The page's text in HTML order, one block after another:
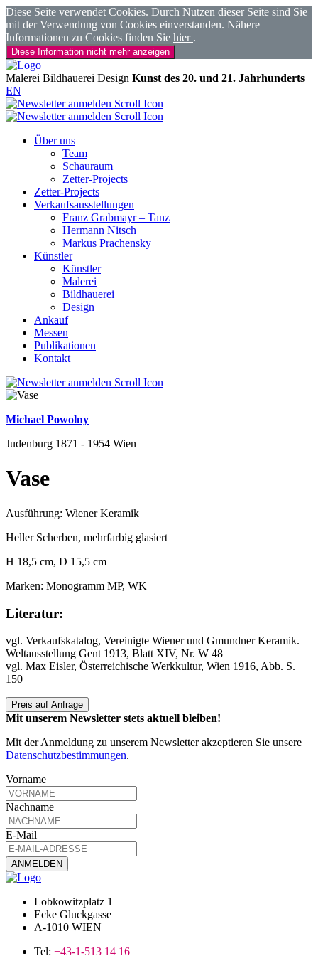
Diese Seite verwendet Cookies. Durch Nutzen dieser Seite sind Sie
mit der Verwendung von Cookies einverstanden. Nähere
Informationen zu Cookies finden Sie hier .
Diese Information nicht mehr anzeigen
Malerei Bildhauerei Design Kunst des 20. und 21. Jahrhunderts
EN
Über uns
Team
Schauraum
Zetter-Projects
Zetter-Projects
Verkaufsausstellungen
Franz Grabmayr – Tanz
Hermann Nitsch
Markus Prachensky
Künstler
Künstler
Malerei
Bildhauerei
Design
Ankauf
Messen
Publikationen
Kontakt
Michael Powolny
Judenburg 1871 - 1954 Wien
Vase
Ausführung: Wiener Keramik
Heller Scherben, mehrfarbig glasiert
H 18,5 cm, D 15,5 cm
Marken: Monogramm MP, WK
Literatur:
vgl. Verkaufskatalog, Vereinigte Wiener und Gmundner Keramik.
Weltausstellung Gent 1913, Blatt XIV, Nr. W 48
vgl. Max Eisler, Österreichische Werkkultur, Wien 1916, Abb. S.
150
Preis auf Anfrage
Mit unserem Newsletter stets aktuell bleiben!
Mit der Anmeldung zu unserem Newsletter akzeptieren Sie unsere
Datenschutzbestimmungen.
Vorname
Nachname
E-Mail
Lobkowitzplatz 1
Ecke Gluckgasse
A-1010 WIEN
Tel: +43-1-513 14 16